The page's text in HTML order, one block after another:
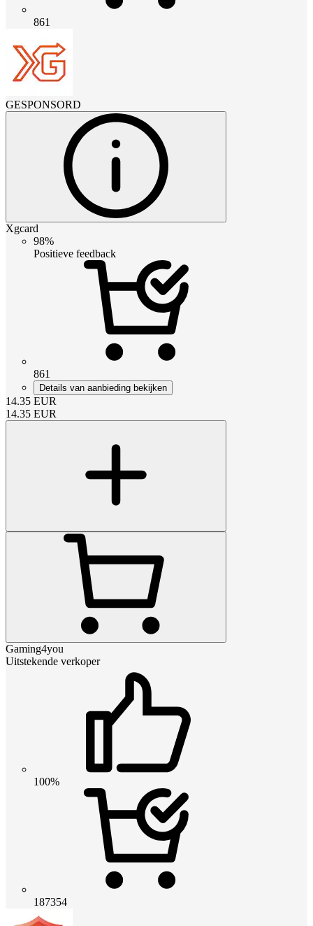
861
GESPONSORD
Xgcard
98%
Positieve feedback
861
Details van aanbieding bekijken
14.35 EUR
14.35 EUR
Gaming4you
Uitstekende verkoper
100%
187354